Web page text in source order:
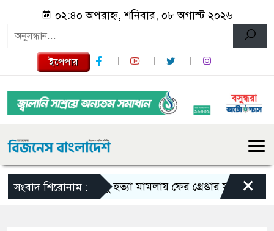
০২:৪০ অপরাহ্ন, শনিবার, ০৮ অগাস্ট ২০২৬
ইপেপার
সংবাদ শিরোনাম :তনু হত্যা মামলায় ফের গ্রেপ্তার সাবেক ×